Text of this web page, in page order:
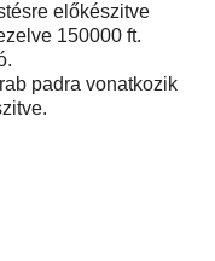
előkészitve
150000 ft.
padra vonatkozik